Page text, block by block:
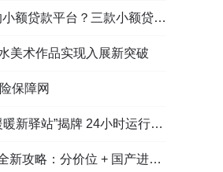
平台？三款小额贷款产品全面对比
美术作品实现入展新突破
保障网
”揭牌 24小时运行守护户外劳动者
产进口测评，幼猫 / 成猫 / 老年猫适配，口碑好粮